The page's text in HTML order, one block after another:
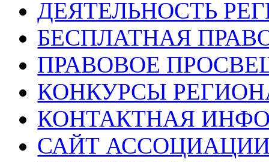
ДЕЯТЕЛЬНОСТЬ
БЕСПЛАТНАЯ
ПРАВОВОЕ
КОНКУРСЫ
КОНТАКТНАЯ
САЙТ